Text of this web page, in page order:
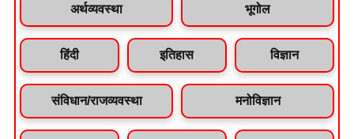
अर्थव्यवस्था भूगोल
हिंदी इतिहास विज्ञान
संविधान/राजव्यवस्था मनोविज्ञान